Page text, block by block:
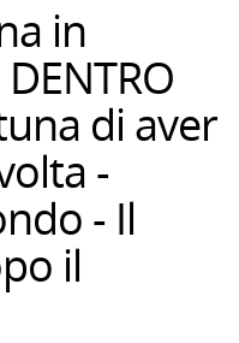
in
di aver
-
- Il
il